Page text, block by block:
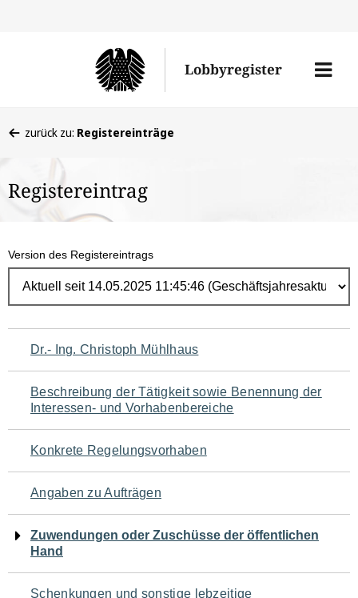
Lobbyregister
Menü
befinden
hier:
zurück zu: Registereinträge
Registereintrag
Version des Registereintrags
Navigation
für
den
Seiteninhalt
Dr.- Ing. Christoph Mühlhaus
Beschreibung der Tätigkeit sowie Benennung der
Interessen- und Vorhabenbereiche
Konkrete Regelungsvorhaben
Angaben zu Aufträgen
Zuwendungen oder Zuschüsse der öffentlichen
Hand
Schenkungen und sonstige lebzeitige